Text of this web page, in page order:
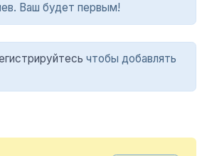
Ваш будет первым!
чтобы добавлять